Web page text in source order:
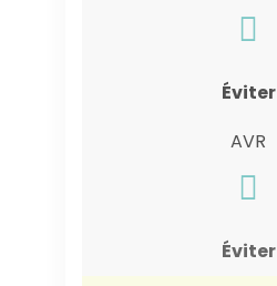
Éviter
AVR
Éviter